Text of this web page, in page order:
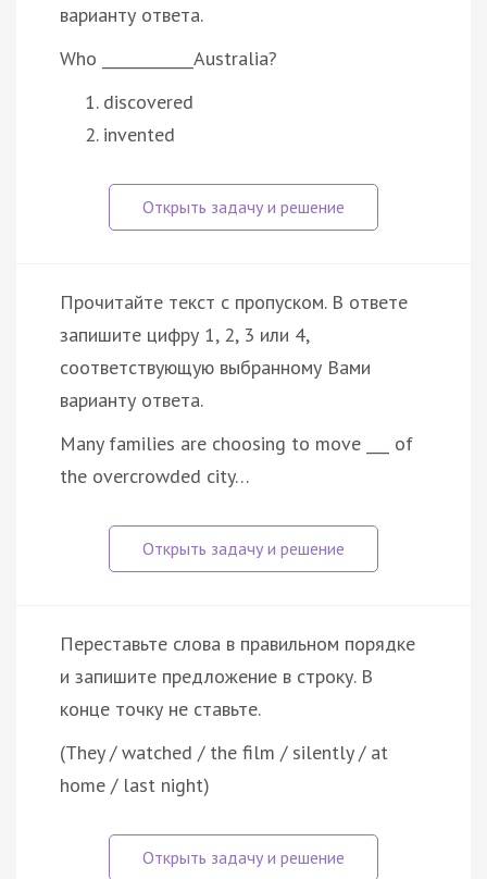
варианту ответа.
Who ____________Australia?
discovered
invented
Прочитайте текст с пропуском. В ответе
запишите цифру 1, 2, 3 или 4,
соответствующую выбранному Вами
варианту ответа.
Many families are choosing to move ___ of
the overcrowded city…
Переставьте слова в правильном порядке
и запишите предложение в строку. В
конце точку не ставьте.
(They / watched / the film / silently / at
home / last night)